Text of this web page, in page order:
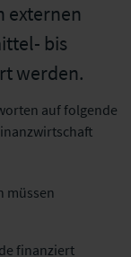
externen
bis
werden.
auf folgende
müssen
finanziert